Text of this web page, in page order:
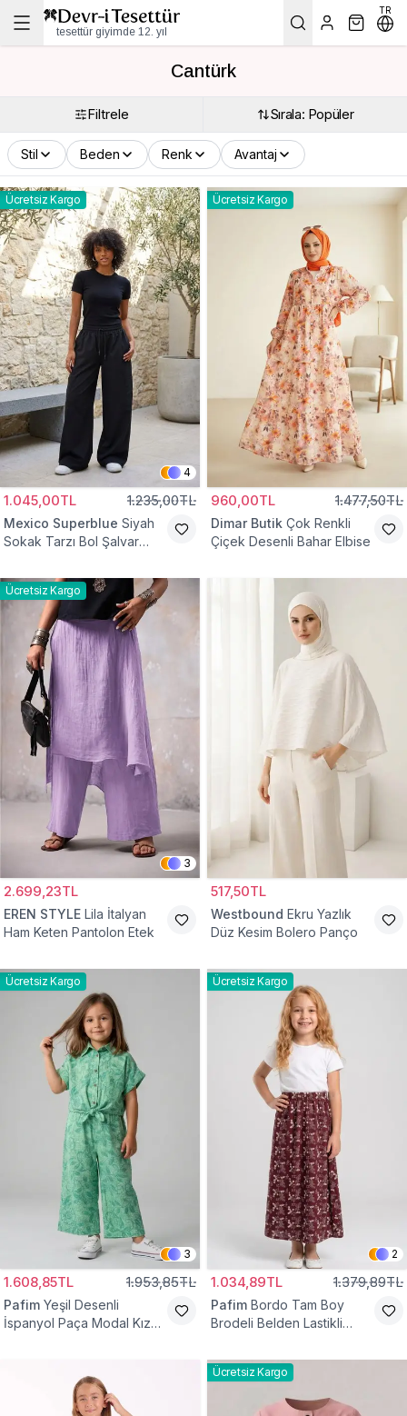
tesettür giyimde 12. yıl
TR
Cantürk
Filtrele Sırala: Popüler
Stil Beden Renk Avantaj
Ücretsiz Kargo
4
1.045,00TL 1.235,00TL
Mexico Superblue Siyah
Sokak Tarzı Bol Şalvar
Ücretsiz Kargo
960,00TL 1.477,50TL
Dimar Butik Çok Renkli
Çiçek Desenli Bahar Elbise
Ücretsiz Kargo
3
2.699,23TL
EREN STYLE Lila İtalyan
Ham Keten Pantolon Etek
517,50TL
Westbound Ekru Yazlık
Düz Kesim Bolero Panço
Ücretsiz Kargo
3
1.608,85TL 1.953,85TL
Pafim Yeşil Desenli
İspanyol Paça Modal Kız
Ücretsiz Kargo
2
1.034,89TL 1.379,89TL
Pafim Bordo Tam Boy
Brodeli Belden Lastikli
Ücretsiz Kargo